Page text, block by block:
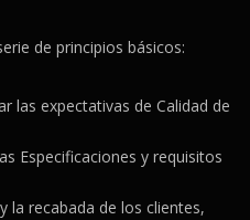
de principios básicos:
las expectativas de Calidad de
Especificaciones y requisitos
la recabada de los clientes,